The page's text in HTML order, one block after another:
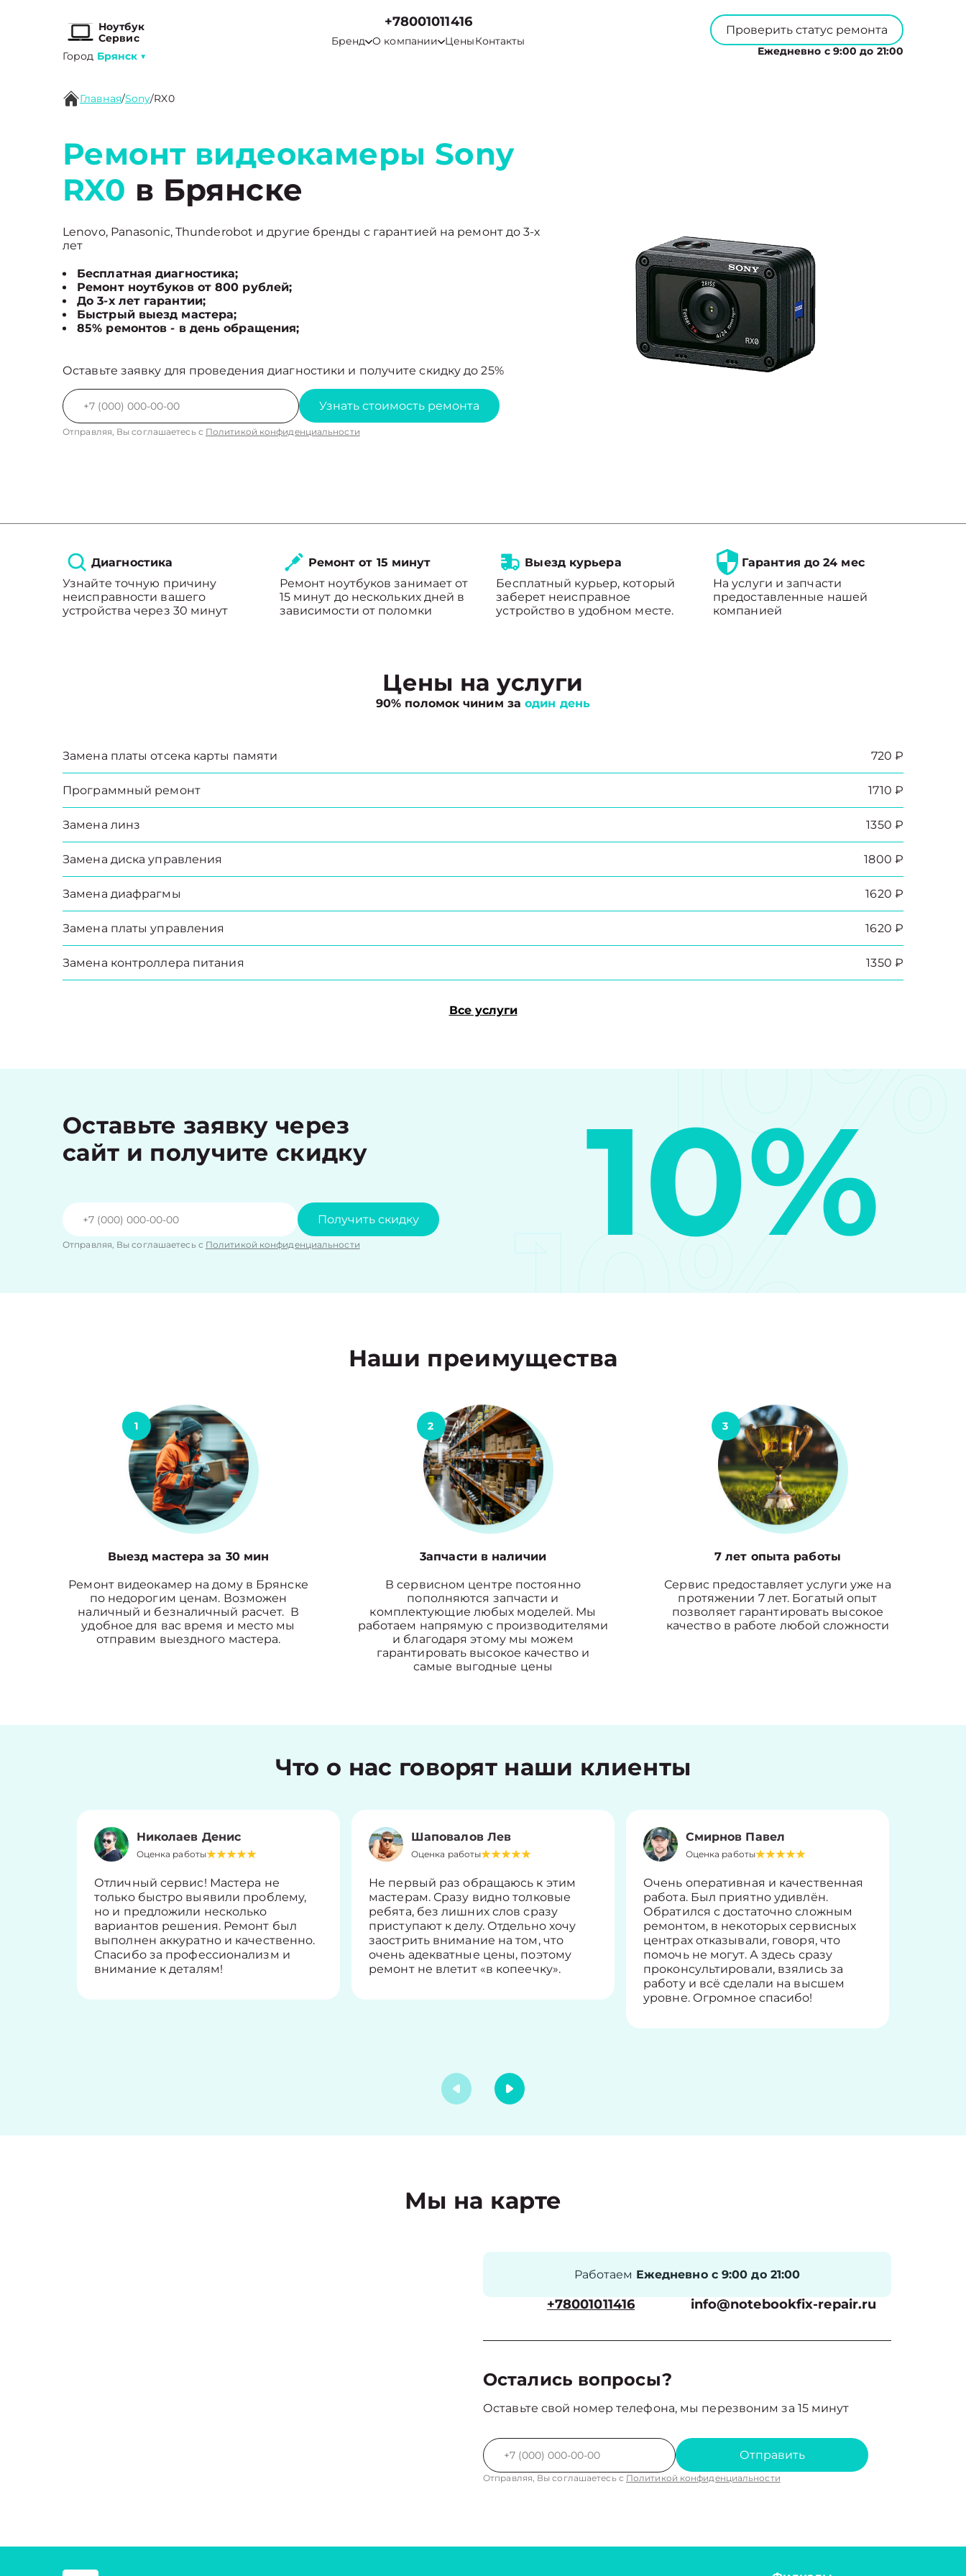
Ноутбук
Сервис
Город Брянск ▼
+78001011416
Бренд О компании ЦеныКонтакты
Проверить статус ремонта
Ежедневно с 9:00 до 21:00
Главная/Sony/RX0
Ремонт видеокамеры Sony
RX0 в Брянске
Lenovo, Panasonic, Thunderobot и другие бренды с гарантией на ремонт до 3-х
лет
Бесплатная диагностика;
Ремонт ноутбуков от 800 рублей;
До 3-х лет гарантии;
Быстрый выезд мастера;
85% ремонтов - в день обращения;
Оставьте заявку для проведения диагностики и получите скидку до 25%
Узнать стоимость ремонта
Отправляя, Вы соглашаетесь с Политикой конфиденциальности
Диагностика
Узнайте точную причину
неисправности вашего
устройства через 30 минут
Ремонт от 15 минут
Ремонт ноутбуков занимает от
15 минут до нескольких дней в
зависимости от поломки
Выезд курьера
Бесплатный курьер, который
заберет неисправное
устройство в удобном месте.
Гарантия до 24 мес
На услуги и запчасти
предоставленные нашей
компанией
Цены на услуги
90% поломок чиним заодин день
Замена платы отсека карты памяти 720 ₽
Программный ремонт 1710 ₽
Замена линз 1350 ₽
Замена диска управления 1800 ₽
Замена диафрагмы 1620 ₽
Замена платы управления 1620 ₽
Замена контроллера питания 1350 ₽
Все услуги
Оставьте заявку через
сайт и получите скидку
Получить скидку
Отправляя, Вы соглашаетесь с Политикой конфиденциальности 10%
10%
10%
Наши преимущества
1
Выезд мастера за 30 мин
Ремонт видеокамер на дому в Брянске
по недорогим ценам. Возможен
наличный и безналичный расчет. В
удобное для вас время и место мы
отправим выездного мастера.
2
3апчасти в наличии
В сервисном центре постоянно
пополняются запчасти и
комплектующие любых моделей. Мы
работаем напрямую с производителями
и благодаря этому мы можем
гарантировать высокое качество и
самые выгодные цены
3
7 лет опыта работы
Сервис предоставляет услуги уже на
протяжении 7 лет. Богатый опыт
позволяет гарантировать высокое
качество в работе любой сложности
Что о нас говорят наши клиенты
Николаев Денис
Оценка работы
Отличный сервис! Мастера не
только быстро выявили проблему,
но и предложили несколько
вариантов решения. Ремонт был
выполнен аккуратно и качественно.
Спасибо за профессионализм и
внимание к деталям!
Шаповалов Лев
Оценка работы
Не первый раз обращаюсь к этим
мастерам. Сразу видно толковые
ребята, без лишних слов сразу
приступают к делу. Отдельно хочу
заострить внимание на том, что
очень адекватные цены, поэтому
ремонт не влетит «в копеечку».
Смирнов Павел
Оценка работы
Очень оперативная и качественная
работа. Был приятно удивлён.
Обратился с достаточно сложным
ремонтом, в некоторых сервисных
центрах отказывали, говоря, что
помочь не могут. А здесь сразу
проконсультировали, взялись за
работу и всё сделали на высшем
уровне. Огромное спасибо!
Мы на карте
Работаем Ежедневно с 9:00 до 21:00
+78001011416 info@notebookfix-repair.ru
Остались вопросы?
Оставьте свой номер телефона, мы перезвоним за 15 минут
Отправить
Отправляя, Вы соглашаетесь с Политикой конфиденциальности